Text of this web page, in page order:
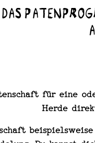
für eine
Herde